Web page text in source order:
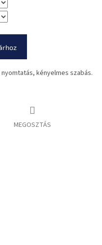
kényelmes szabás.
MEGOSZTÁS